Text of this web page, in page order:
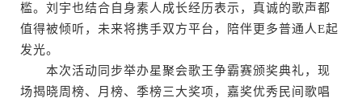
槛。刘宇也结合自身素人成长经历表示，真诚的歌声都
值得被倾听，未来将携手双方平台，陪伴更多普通人E起
发光。
本次活动同步举办星聚会歌王争霸赛颁奖典礼，现
场揭晓周榜、月榜、季榜三大奖项，嘉奖优秀民间歌唱